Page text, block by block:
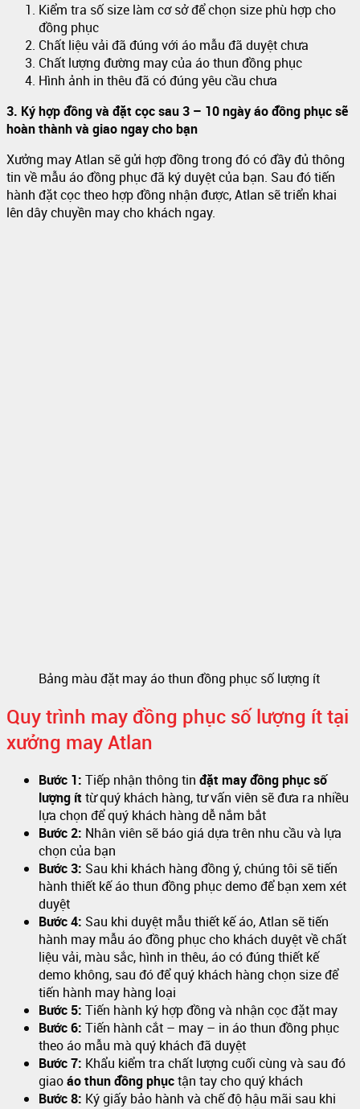
Kiểm tra số size làm cơ sở để chọn size phù hợp cho
đồng phục
Chất liệu vải đã đúng với áo mẫu đã duyệt chưa
Chất lượng đường may của áo thun đồng phục
Hình ảnh in thêu đã có đúng yêu cầu chưa
3. Ký hợp đồng và đặt cọc sau 3 – 10 ngày áo đồng phục sẽ
hoàn thành và giao ngay cho bạn
Xưởng may Atlan sẽ gửi hợp đồng trong đó có đầy đủ thông
tin về mẫu áo đồng phục đã ký duyệt của bạn. Sau đó tiến
hành đặt cọc theo hợp đồng nhận được, Atlan sẽ triển khai
lên dây chuyền may cho khách ngay.
Bảng màu đặt may áo thun đồng phục số lượng ít
Quy trình may đồng phục số lượng ít tại
xưởng may Atlan
Bước 1: Tiếp nhận thông tin đặt may đồng phục số
lượng íttừ quý khách hàng, tư vấn viên sẽ đưa ra nhiều
lựa chọn để quý khách hàng dễ nắm bắt
Bước 2: Nhân viên sẽ báo giá dựa trên nhu cầu và lựa
chọn của bạn
Bước 3: Sau khi khách hàng đồng ý, chúng tôi sẽ tiến
hành thiết kế áo thun đồng phục demo để bạn xem xét
duyệt
Bước 4: Sau khi duyệt mẫu thiết kế áo, Atlan sẽ tiến
hành may mẫu áo đồng phục cho khách duyệt về chất
liệu vải, màu sắc, hình in thêu, áo có đúng thiết kế
demo không, sau đó để quý khách hàng chọn size để
tiến hành may hàng loại
Bước 5: Tiến hành ký hợp đồng và nhận cọc đặt may
Bước 6: Tiến hành cắt – may – in áo thun đồng phục
theo áo mẫu mà quý khách đã duyệt
Bước 7: Khẩu kiểm tra chất lượng cuối cùng và sau đó
giaoáo thun đồng phụctận tay cho quý khách
Bước 8: Ký giấy bảo hành và chế độ hậu mãi sau khi